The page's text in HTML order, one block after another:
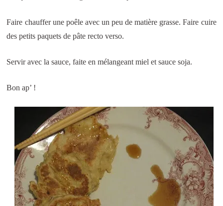
Faire chauffer une poêle avec un peu de matière grasse. Faire cuire
des petits paquets de pâte recto verso.
Servir avec la sauce, faite en mélangeant miel et sauce soja.
Bon ap’ !